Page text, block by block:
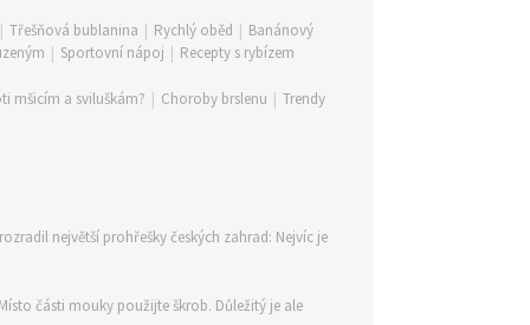
| Třešňová bublanina | Rychlý oběd | Banánový
| Sportovní nápoj | Recepty s rybízem
mšicím a sviluškám? | Choroby brslenu | Trendy
největší prohřešky českých zahrad: Nejvíc je
části mouky použijte škrob. Důležitý je ale